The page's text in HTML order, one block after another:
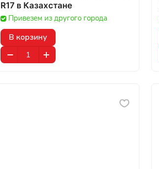
R17 в Казахстане
Привезем из другого города
В корзину